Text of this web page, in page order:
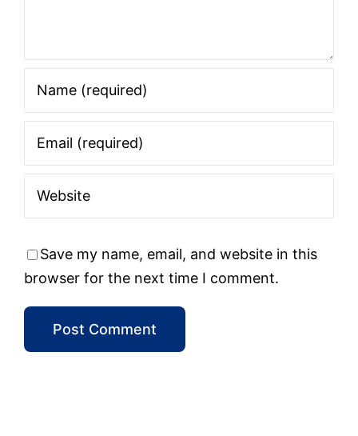
Save my name, email, and website in this
browser for the next time I comment.